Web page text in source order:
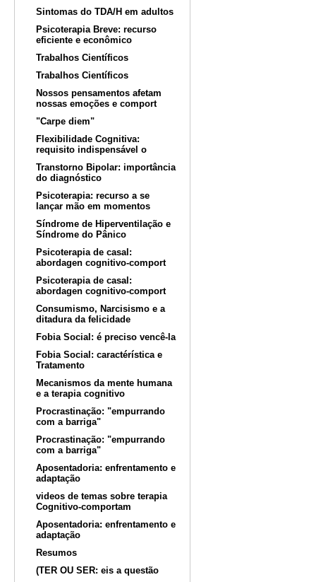
Sintomas do TDA/H em adultos
Psicoterapia Breve: recurso
eficiente e econômico
Trabalhos Científicos
Trabalhos Científicos
Nossos pensamentos afetam
nossas emoções e comport
"Carpe diem"
Flexibilidade Cognitiva:
requisito indispensável o
Transtorno Bipolar: importância
do diagnóstico
Psicoterapia: recurso a se
lançar mão em momentos
Síndrome de Hiperventilação e
Síndrome do Pânico
Psicoterapia de casal:
abordagen cognitivo-comport
Psicoterapia de casal:
abordagen cognitivo-comport
Consumismo, Narcisismo e a
ditadura da felicidade
Fobia Social: é preciso vencê-la
Fobia Social: caractérística e
Tratamento
Mecanismos da mente humana
e a terapia cognitivo
Procrastinação: "empurrando
com a barriga"
Procrastinação: "empurrando
com a barriga"
Aposentadoria: enfrentamento e
adaptação
videos de temas sobre terapia
Cognitivo-comportam
Aposentadoria: enfrentamento e
adaptação
Resumos
(TER OU SER: eis a questão